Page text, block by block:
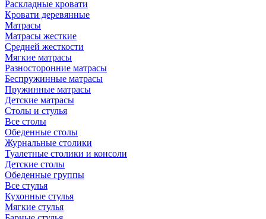
Раскладные кровати
Кровати деревянные
Матрасы
Матрасы жесткие
Средней жесткости
Мягкие матрасы
Разносторонние матрасы
Беспружинные матрасы
Пружинные матрасы
Детские матрасы
Столы и стулья
Все столы
Обеденные столы
Журнальные столики
Туалетные столики и консоли
Детские столы
Обеденные группы
Все стулья
Кухонные стулья
Мягкие стулья